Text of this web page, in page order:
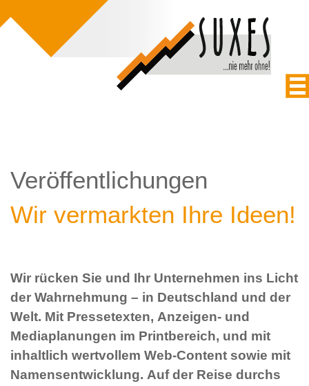
Veröffentlichungen
Wir vermarkten Ihre Ideen!
Wir rücken Sie und Ihr Unternehmen ins Licht
der Wahrnehmung – in Deutschland und der
Welt. Mit Pressetexten, Anzeigen- und
Mediaplanungen im Printbereich, und mit
inhaltlich wertvollem Web-Content sowie mit
Namensentwicklung. Auf der Reise durchs